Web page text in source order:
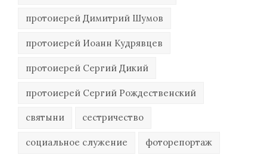
протоиерей Димитрий Шумов
протоиерей Иоанн Кудрявцев
протоиерей Сергий Дикий
протоиерей Сергий Рождественский
святыни сестричество
социальное служение фоторепортаж